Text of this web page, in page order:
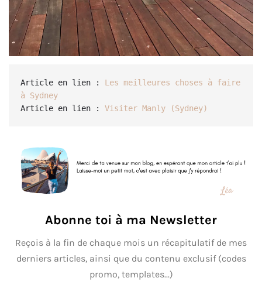
Article en lien : Les meilleures choses à faire
à Sydney
Article en lien : Visiter Manly (Sydney)
Abonne toi à ma Newsletter
Reçois à la fin de chaque mois un récapitulatif de mes
derniers articles, ainsi que du contenu exclusif (codes
promo, templates...)